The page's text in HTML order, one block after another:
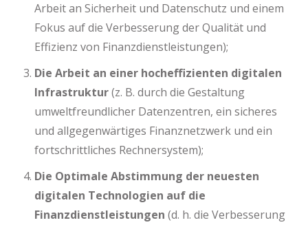
Arbeit an Sicherheit und Datenschutz und einem
Fokus auf die Verbesserung der Qualität und
Effizienz von Finanzdienstleistungen);
Die Arbeit an einer hocheffizienten digitalen
Infrastruktur(z. B. durch die Gestaltung
umweltfreundlicher Datenzentren, ein sicheres
und allgegenwärtiges Finanznetzwerk und ein
fortschrittliches Rechnersystem);
Die Optimale Abstimmung der neuesten
digitalen Technologien auf die
Finanzdienstleistungen (d. h. die Verbesserung